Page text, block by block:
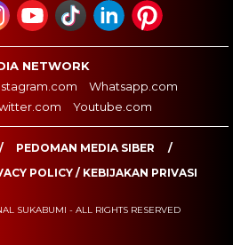
NETWORK
Whatsapp.com
Youtube.com
PEDOMAN MEDIA SIBER
POLICY / KEBIJAKAN PRIVASI
SUKABUMI - ALL RIGHTS RESERVED